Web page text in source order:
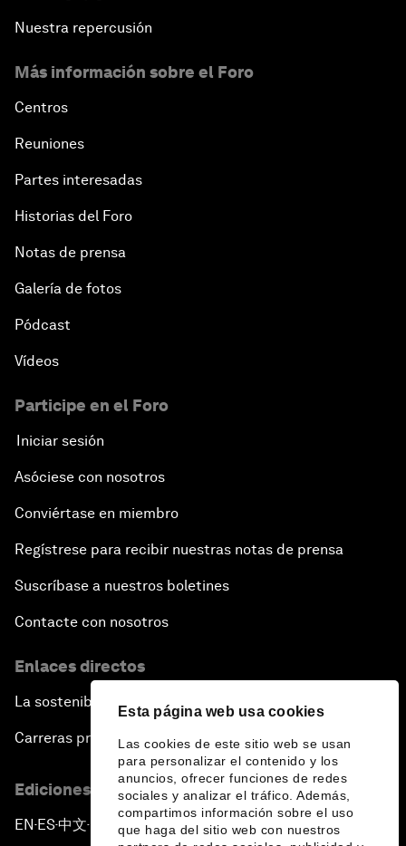
Esta página web usa cookies
Las cookies de este sitio web se usan
para personalizar el contenido y los
anuncios, ofrecer funciones de redes
sociales y analizar el tráfico. Además,
compartimos información sobre el uso
que haga del sitio web con nuestros
Nuestra repercusión
Más información sobre el Foro
Centros
Reuniones
Partes interesadas
Historias del Foro
Notas de prensa
Galería de fotos
Pódcast
Vídeos
Participe en el Foro
Iniciar sesión
Asóciese con nosotros
Conviértase en miembro
Regístrese para recibir nuestras notas de prensa
Suscríbase a nuestros boletines
Contacte con nosotros
Enlaces directos
La sostenibilidad en el Foro
Carreras profesionales
Ediciones en otros idiomas
EN ▪ES▪中文▪ 日本語